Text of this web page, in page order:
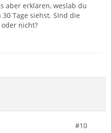
aber erklären, weslab du
Tage siehst. SInd die
nicht?
#10